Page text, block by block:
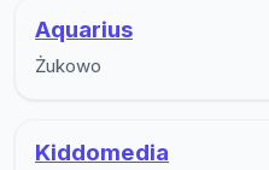
Aquarius
Żukowo
Kiddomedia